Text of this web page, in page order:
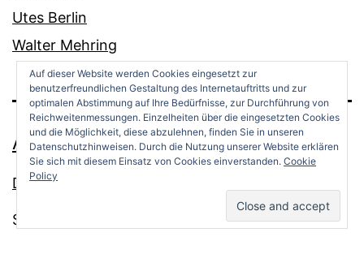
Utes Berlin
Walter Mehring
ANDREAS OPPERMANN
Datenschutz
Stolz präsentiert von WordPress.
Auf dieser Website werden Cookies eingesetzt zur
benutzerfreundlichen Gestaltung des Internetauftritts und zur
optimalen Abstimmung auf Ihre Bedürfnisse, zur Durchführung von
Reichweitenmessungen. Einzelheiten über die eingesetzten Cookies
und die Möglichkeit, diese abzulehnen, finden Sie in unseren
Datenschutzhinweisen. Durch die Nutzung unserer Website erklären
Sie sich mit diesem Einsatz von Cookies einverstanden. Cookie
Policy